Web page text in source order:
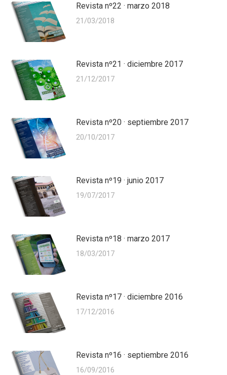
Revista nº22 · marzo 2018
21/03/2018
Revista nº21 · diciembre 2017
21/12/2017
Revista nº20 · septiembre 2017
20/10/2017
Revista nº19 · junio 2017
19/07/2017
Revista nº18 · marzo 2017
18/03/2017
Revista nº17 · diciembre 2016
17/12/2016
Revista nº16 · septiembre 2016
16/09/2016